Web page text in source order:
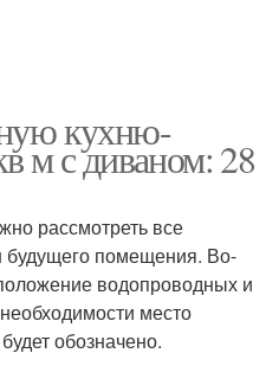
кухню-
м с диваном: 28
рассмотреть все
будущего помещения. Во-
водопроводных и
место
обозначено.